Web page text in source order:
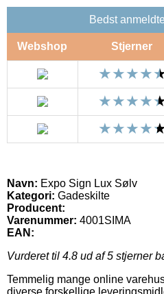
Bedst
Webshop Stjerner
Navn: Expo Sign Lux Sølv
Kategori: Gadeskilte
Producent:
Varenummer: 4001SIMA
EAN:
Vurderet til 4.8 ud af 5 stjerner
Temmelig mange online
diverse forskellige